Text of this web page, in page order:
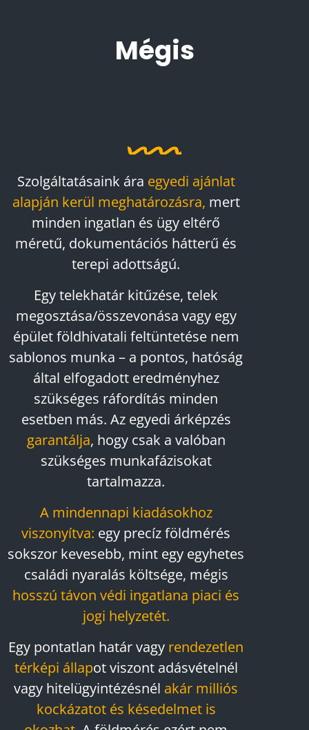
Mégis
Szolgáltatásaink ára egyedi ajánlat
alapján kerül meghatározásra, mert
minden ingatlan és ügy eltérő
méretű, dokumentációs hátterű és
terepi adottságú.
Egy telekhatár kitűzése, telek
megosztása/összevonása vagy egy
épület földhivatali feltüntetése nem
sablonos munka – a pontos, hatóság
által elfogadott eredményhez
szükséges ráfordítás minden
esetben más. Az egyedi árképzés
garantálja, hogy csak a valóban
szükséges munkafázisokat
tartalmazza.
A mindennapi kiadásokhoz
viszonyítva: egy precíz földmérés
sokszor kevesebb, mint egy egyhetes
családi nyaralás költsége, mégis
hosszú távon védi ingatlana piaci és
jogi helyzetét.
Egy pontatlan határ vagy rendezetlen
térképi állapot viszont adásvételnél
vagy hitelügyintézésnél akár milliós
kockázatot és késedelmet is